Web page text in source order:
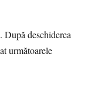
După deschiderea
următoarele